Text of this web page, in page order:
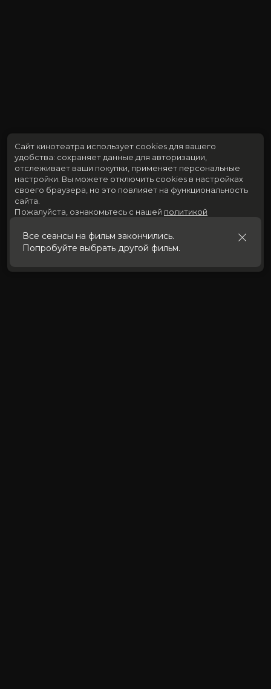
Все сеансы на фильм закончились.
Попробуйте выбрать другой фильм.
Сайт кинотеатра использует cookies для вашего
удобства: сохраняет данные для авторизации,
отслеживает ваши покупки, применяет персональные
настройки. Вы можете отключить cookies в настройках
своего браузера, но это повлияет на функциональность
сайта.
Пожалуйста, ознакомьтесь с нашей политикой
Принять